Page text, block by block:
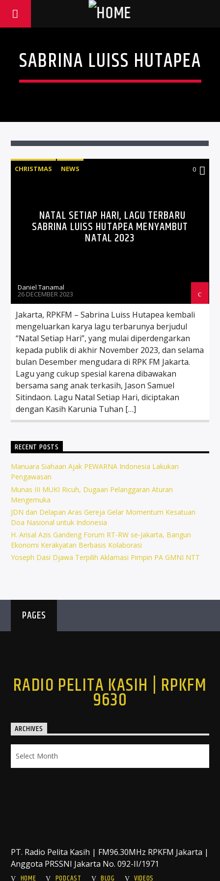
SABRINA LUISS HUTAPEA
CHRISTMAS NEWS 0
NATAL SETIAP HARI, LAGU TERBARU
SABRINA LUISS HUTAPEA MENYAMBUT
NATAL 2023
Daniel Tanamal
26 DECEMBER 2023
Jakarta, RPKFM – Sabrina Luiss Hutapea kembali
mengeluarkan karya lagu terbarunya berjudul
“Natal Setiap Hari”, yang mulai diperdengarkan
kepada publik di akhir November 2023, dan selama
bulan Desember mengudara di RPK FM Jakarta.
Lagu yang cukup spesial karena dibawakan
bersama sang anak terkasih, Jason Samuel
Sitindaon. Lagu Natal Setiap Hari, diciptakan
dengan Kasih Karunia Tuhan […]
RECENT POSTS
Manuara Siahaan Ajak PEWARNA Indonesia Lakukan
Pengawasan
Munas III MUKI Ricuh, Dugaan Pelanggaran Aturan
Mengemuka
JDN dan Delapan Aras Gereja Gelar Momentum Kesatuan
Doa Nasional untuk Indonesia
H. Arisal Azis Gandeng Forum RT-RW se-Jakarta, Bangun
Ekonomi Kerakyatan Berbasis Kolaborasi
Yoseph Dasi Djawa Terpilih Aklamasi Pimpin PA GMNI NTT
PAGES
RADIO PELITA KASIH | RPKFM
9630
ARCHIVES
PT. Radio Pelita Kasih | FM96.30MHz RPKFM Jakarta |
Anggota PRSSNI Jakarta No. 092-II/1971
HOME
PODCAST BLOG VIDEOS